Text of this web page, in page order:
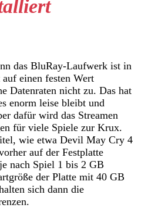
das BluRay-Laufwerk ist in
einen festen Wert
Datenraten nicht zu. Das hat
enorm leise bleibt und
dafür wird das Streamen
für viele Spiele zur Krux.
wie etwa Devil May Cry 4
auf der Festplatte
nach Spiel 1 bis 2 GB
der Platte mit 40 GB
sich dann die